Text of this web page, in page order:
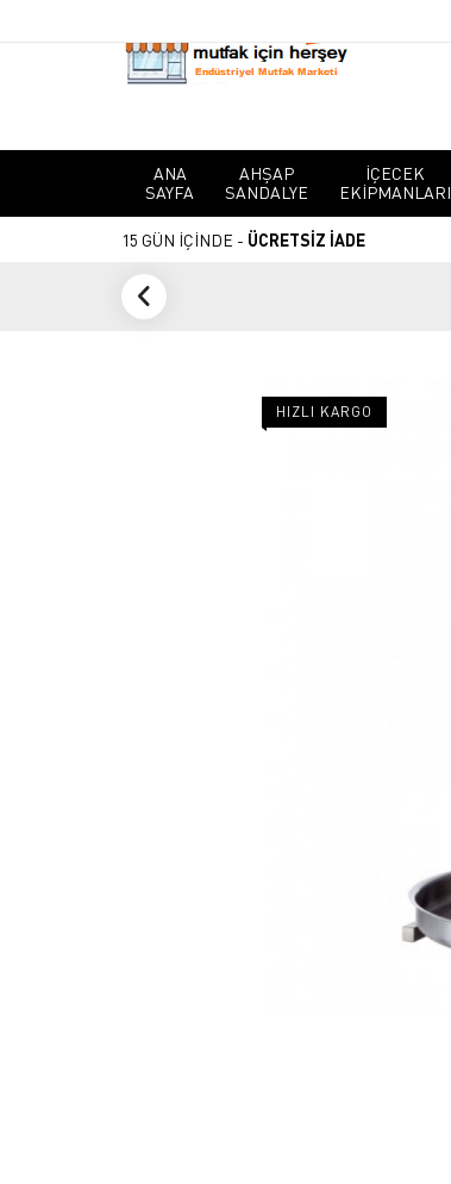
ANA
SAYFA
AHŞAP
SANDALYE
İÇECEK
EKIPMANLARI
15 GÜN İÇİNDE - ÜCRETSİZ İADE
HIZLI KARGO